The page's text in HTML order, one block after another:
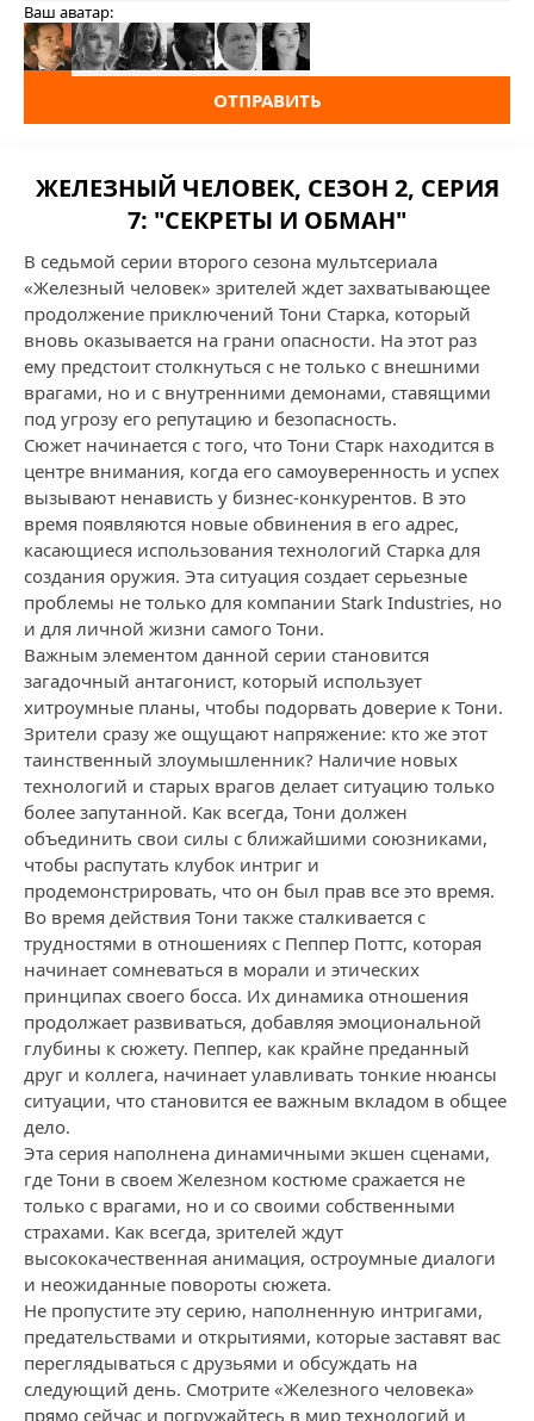
Ваш аватар:
ОТПРАВИТЬ
ЖЕЛЕЗНЫЙ ЧЕЛОВЕК, СЕЗОН 2, СЕРИЯ
7: "СЕКРЕТЫ И ОБМАН"
В седьмой серии второго сезона мультсериала
«Железный человек» зрителей ждет захватывающее
продолжение приключений Тони Старка, который
вновь оказывается на грани опасности. На этот раз
ему предстоит столкнуться с не только с внешними
врагами, но и с внутренними демонами, ставящими
под угрозу его репутацию и безопасность.
Сюжет начинается с того, что Тони Старк находится в
центре внимания, когда его самоуверенность и успех
вызывают ненависть у бизнес-конкурентов. В это
время появляются новые обвинения в его адрес,
касающиеся использования технологий Старка для
создания оружия. Эта ситуация создает серьезные
проблемы не только для компании Stark Industries, но
и для личной жизни самого Тони.
Важным элементом данной серии становится
загадочный антагонист, который использует
хитроумные планы, чтобы подорвать доверие к Тони.
Зрители сразу же ощущают напряжение: кто же этот
таинственный злоумышленник? Наличие новых
технологий и старых врагов делает ситуацию только
более запутанной. Как всегда, Тони должен
объединить свои силы с ближайшими союзниками,
чтобы распутать клубок интриг и
продемонстрировать, что он был прав все это время.
Во время действия Тони также сталкивается с
трудностями в отношениях с Пеппер Поттс, которая
начинает сомневаться в морали и этических
принципах своего босса. Их динамика отношения
продолжает развиваться, добавляя эмоциональной
глубины к сюжету. Пеппер, как крайне преданный
друг и коллега, начинает улавливать тонкие нюансы
ситуации, что становится ее важным вкладом в общее
дело.
Эта серия наполнена динамичными экшен сценами,
где Тони в своем Железном костюме сражается не
только с врагами, но и со своими собственными
страхами. Как всегда, зрителей ждут
высококачественная анимация, остроумные диалоги
и неожиданные повороты сюжета.
Не пропустите эту серию, наполненную интригами,
предательствами и открытиями, которые заставят вас
переглядываться с друзьями и обсуждать на
следующий день. Смотрите «Железного человека»
прямо сейчас и погружайтесь в мир технологий и